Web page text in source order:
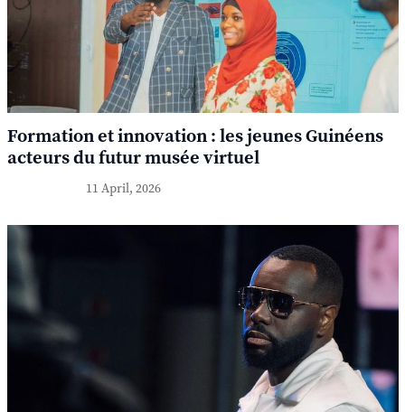
Formation et innovation : les jeunes Guinéens
acteurs du futur musée virtuel
11 April, 2026